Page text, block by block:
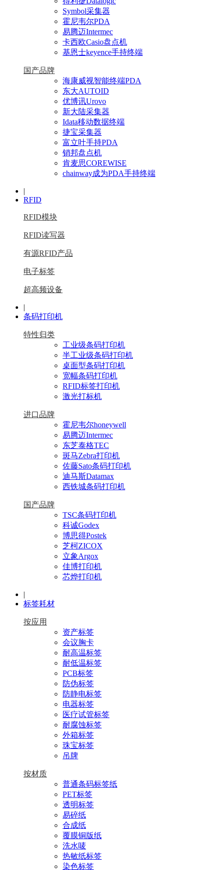
Symbol采集器
霍尼韦尔PDA
易腾迈Intermec
卡西欧Casio盘点机
基恩士keyence手持终端
国产品牌
海康威视智能终端PDA
东大AUTOID
优博讯Urovo
新大陆采集器
Idata移动数据终端
捷宝采集器
富立叶手持PDA
销邦盘点机
肯麦思COREWISE
chainway成为PDA手持终端
|
RFID
RFID模块
RFID读写器
有源RFID产品
电子标签
超高频设备
|
条码打印机
特性归类
工业级条码打印机
半工业级条码打印机
桌面型条码打印机
宽幅条码打印机
RFID标签打印机
激光打标机
进口品牌
霍尼韦尔honeywell
易腾迈Intermec
东芝泰格TEC
斑马Zebra打印机
佐藤Sato条码打印机
迪马斯Datamax
西铁城条码打印机
国产品牌
TSC条码打印机
科诚Godex
博思得Postek
芝柯ZICOX
立象Argox
佳博打印机
芯烨打印机
|
标签耗材
按应用
资产标签
会议胸卡
耐高温标签
耐低温标签
PCB标签
防伪标签
防静电标签
电器标签
医疗试管标签
耐腐蚀标签
外箱标签
珠宝标签
吊牌
按材质
普通条码标签纸
PET标签
透明标签
易碎纸
合成纸
覆膜铜版纸
洗水唛
热敏纸标签
染色标签